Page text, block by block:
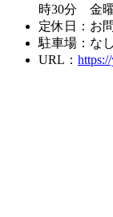
時30分 金曜
定休日：お
駐車場：なし
URL：